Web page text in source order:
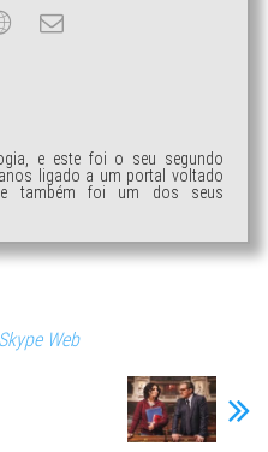
e este foi o seu segundo
ligado a um portal voltado
também foi um dos seus
Skype Web